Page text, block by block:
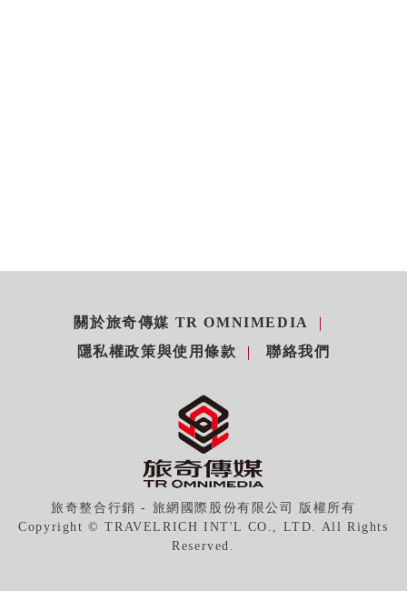
關於旅奇傳媒 TR OMNIMEDIA
隱私權政策與使用條款
聯絡我們
旅奇整合行銷 - 旅網國際股份有限公司 版權所有
Copyright © TRAVELRICH INT'L CO., LTD. All Rights
Reserved.